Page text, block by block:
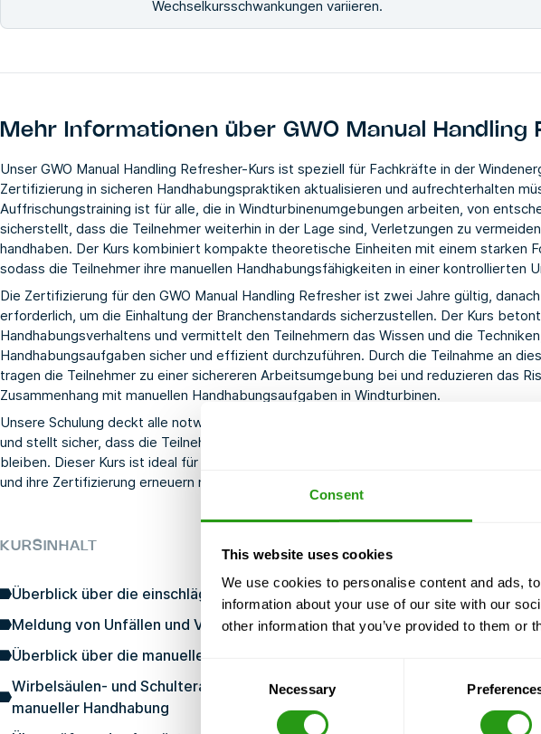
Consent
This website uses cookies
We use cookies to personalise content and ads,
information about your use of our site with our
other information that you’ve provided to them or
Selection
Necessary
Wechselkursschwankungen variieren.
Mehr Informationen überGWO Manual Handling
Unser GWO Manual Handling Refresher-Kurs ist speziell für Fachkräfte in der
Zertifizierung in sicheren Handhabungspraktiken aktualisieren und aufrechterhalten
Auffrischungstraining ist für alle, die in Windturbinenumgebungen arbeiten, von
sicherstellt, dass die Teilnehmer weiterhin in der Lage sind, Verletzungen zu
handhaben. Der Kurs kombiniert kompakte theoretische Einheiten mit einem starken
sodass die Teilnehmer ihre manuellen Handhabungsfähigkeiten in einer kontrollierten
Die Zertifizierung für den GWO Manual Handling Refresher ist zwei Jahre gültig,
erforderlich, um die Einhaltung der Branchenstandards sicherzustellen. Der Kurs
Handhabungsverhaltens und vermittelt den Teilnehmern das Wissen und die
Handhabungsaufgaben sicher und effizient durchzuführen. Durch die Teilnahme an
tragen die Teilnehmer zu einer sichereren Arbeitsumgebung bei und reduzieren das
Zusammenhang mit manuellen Handhabungsaufgaben in Windturbinen.
Unsere Schulung deckt alle notwendigen Aspekte ab, um die Anforderungen der
und stellt sicher, dass die Teilnehmer über die neuesten Best Practices und
bleiben. Dieser Kurs ist ideal für diejenigen, die bereits das initiale GWO Manual
und ihre Zertifizierung erneuern möchten.
KURSINHALT
Überblick über die einschlägigen Rechtsvorschriften, Normen und Leitlinien
Meldung von Unfällen und Verletzungen
Überblick über die manuelle Handhabung
Wirbelsäulen- und Schulteranatomie und Verletzungen im Zusammenhang
manueller Handhabung